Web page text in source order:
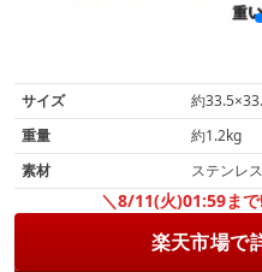
サイズ
約
重量
約1.2kg
素材
ステンレ
＼8/11(火)01:59ま
楽天市場で